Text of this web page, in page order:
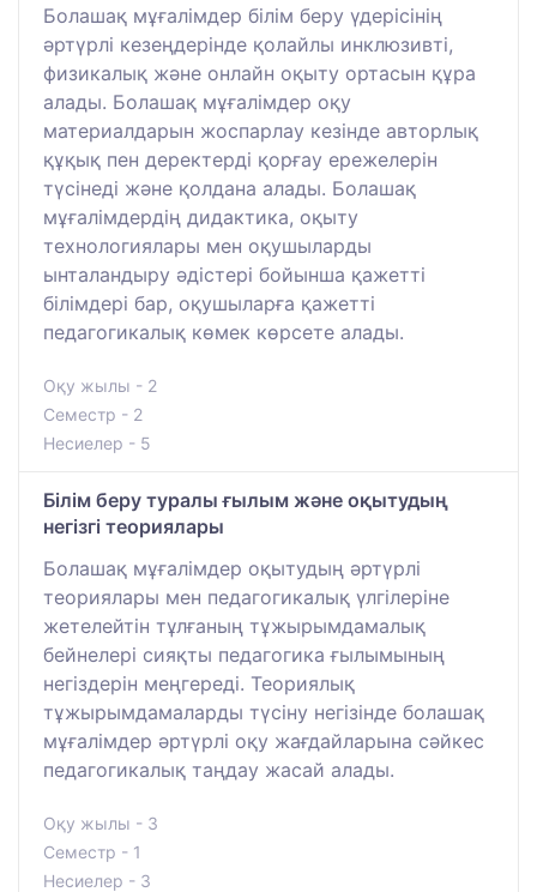
Болашақ мұғалімдер білім беру үдерісінің
әртүрлі кезеңдерінде қолайлы инклюзивті,
физикалық және онлайн оқыту ортасын құра
алады. Болашақ мұғалімдер оқу
материалдарын жоспарлау кезінде авторлық
құқық пен деректерді қорғау ережелерін
түсінеді және қолдана алады. Болашақ
мұғалімдердің дидактика, оқыту
технологиялары мен оқушыларды
ынталандыру әдістері бойынша қажетті
білімдері бар, оқушыларға қажетті
педагогикалық көмек көрсете алады.
Оқу жылы - 2
Семестр - 2
Несиелер - 5
Білім беру туралы ғылым және оқытудың
негізгі теориялары
Болашақ мұғалімдер оқытудың әртүрлі
теориялары мен педагогикалық үлгілеріне
жетелейтін тұлғаның тұжырымдамалық
бейнелері сияқты педагогика ғылымының
негіздерін меңгереді. Теориялық
тұжырымдамаларды түсіну негізінде болашақ
мұғалімдер әртүрлі оқу жағдайларына сәйкес
педагогикалық таңдау жасай алады.
Оқу жылы - 3
Семестр - 1
Несиелер - 3